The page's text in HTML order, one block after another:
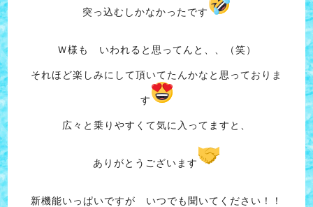
突っ込むしかなかったです
Ｗ様も いわれると思ってんと、、（笑）
それほど楽しみにして頂いてたんかなと思っておりま
す
広々と乗りやすくて気に入ってますと、
ありがとうございます
新機能いっぱいですが いつでも聞いてください！！